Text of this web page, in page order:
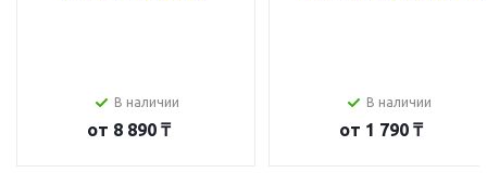
В наличии
от 8 890 ₸
В наличии
от 1 790 ₸